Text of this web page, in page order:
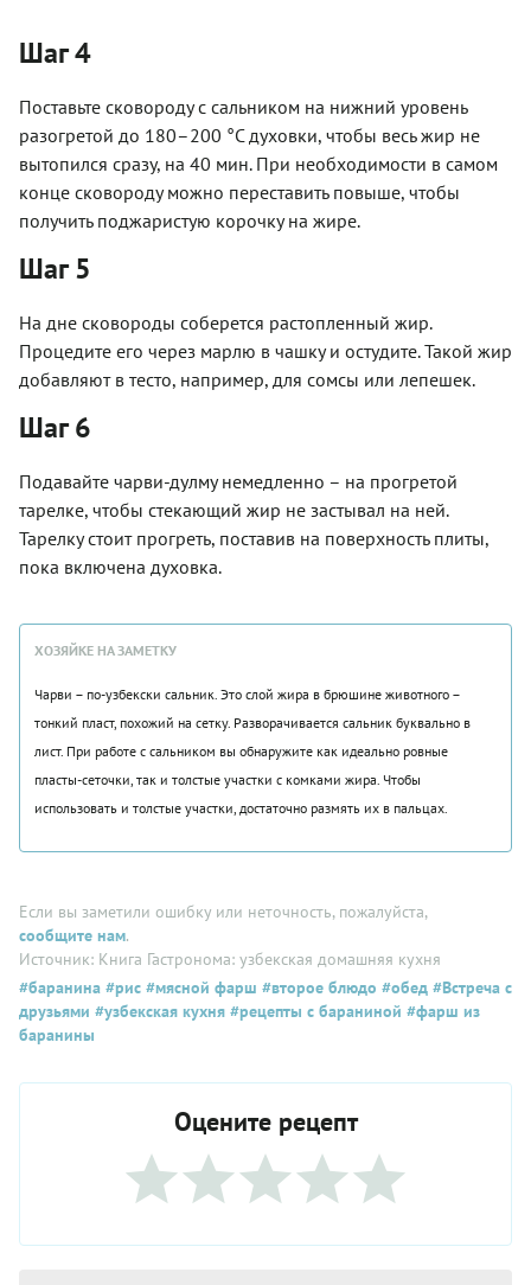
Шаг 4
Поставьте сковороду с сальником на нижний уровень
разогретой до 180–200 °С духовки, чтобы весь жир не
вытопился сразу, на 40 мин. При необходимости в самом
конце сковороду можно переставить повыше, чтобы
получить поджаристую корочку на жире.
Шаг 5
На дне сковороды соберется растопленный жир.
Процедите его через марлю в чашку и остудите. Такой жир
добавляют в тесто, например, для сомсы или лепешек.
Шаг 6
Подавайте чарви-дулму немедленно – на прогретой
тарелке, чтобы стекающий жир не застывал на ней.
Тарелку стоит прогреть, поставив на поверхность плиты,
пока включена духовка.
ХОЗЯЙКЕ НА ЗАМЕТКУ
Чарви – по-узбекски сальник. Это слой жира в брюшине животного –
тонкий пласт, похожий на сетку. Разворачивается сальник буквально в
лист. При работе с сальником вы обнаружите как идеально ровные
пласты-сеточки, так и толстые участки с комками жира. Чтобы
использовать и толстые участки, достаточно размять их в пальцах.
Если вы заметили ошибку или неточность, пожалуйста,
сообщите нам.
Источник: Книга Гастронома: узбекская домашняя кухня
#баранина #рис #мясной фарш #второе блюдо #обед #Встреча с
друзьями #узбекская кухня #рецепты с бараниной #фарш из
баранины
Оцените рецепт